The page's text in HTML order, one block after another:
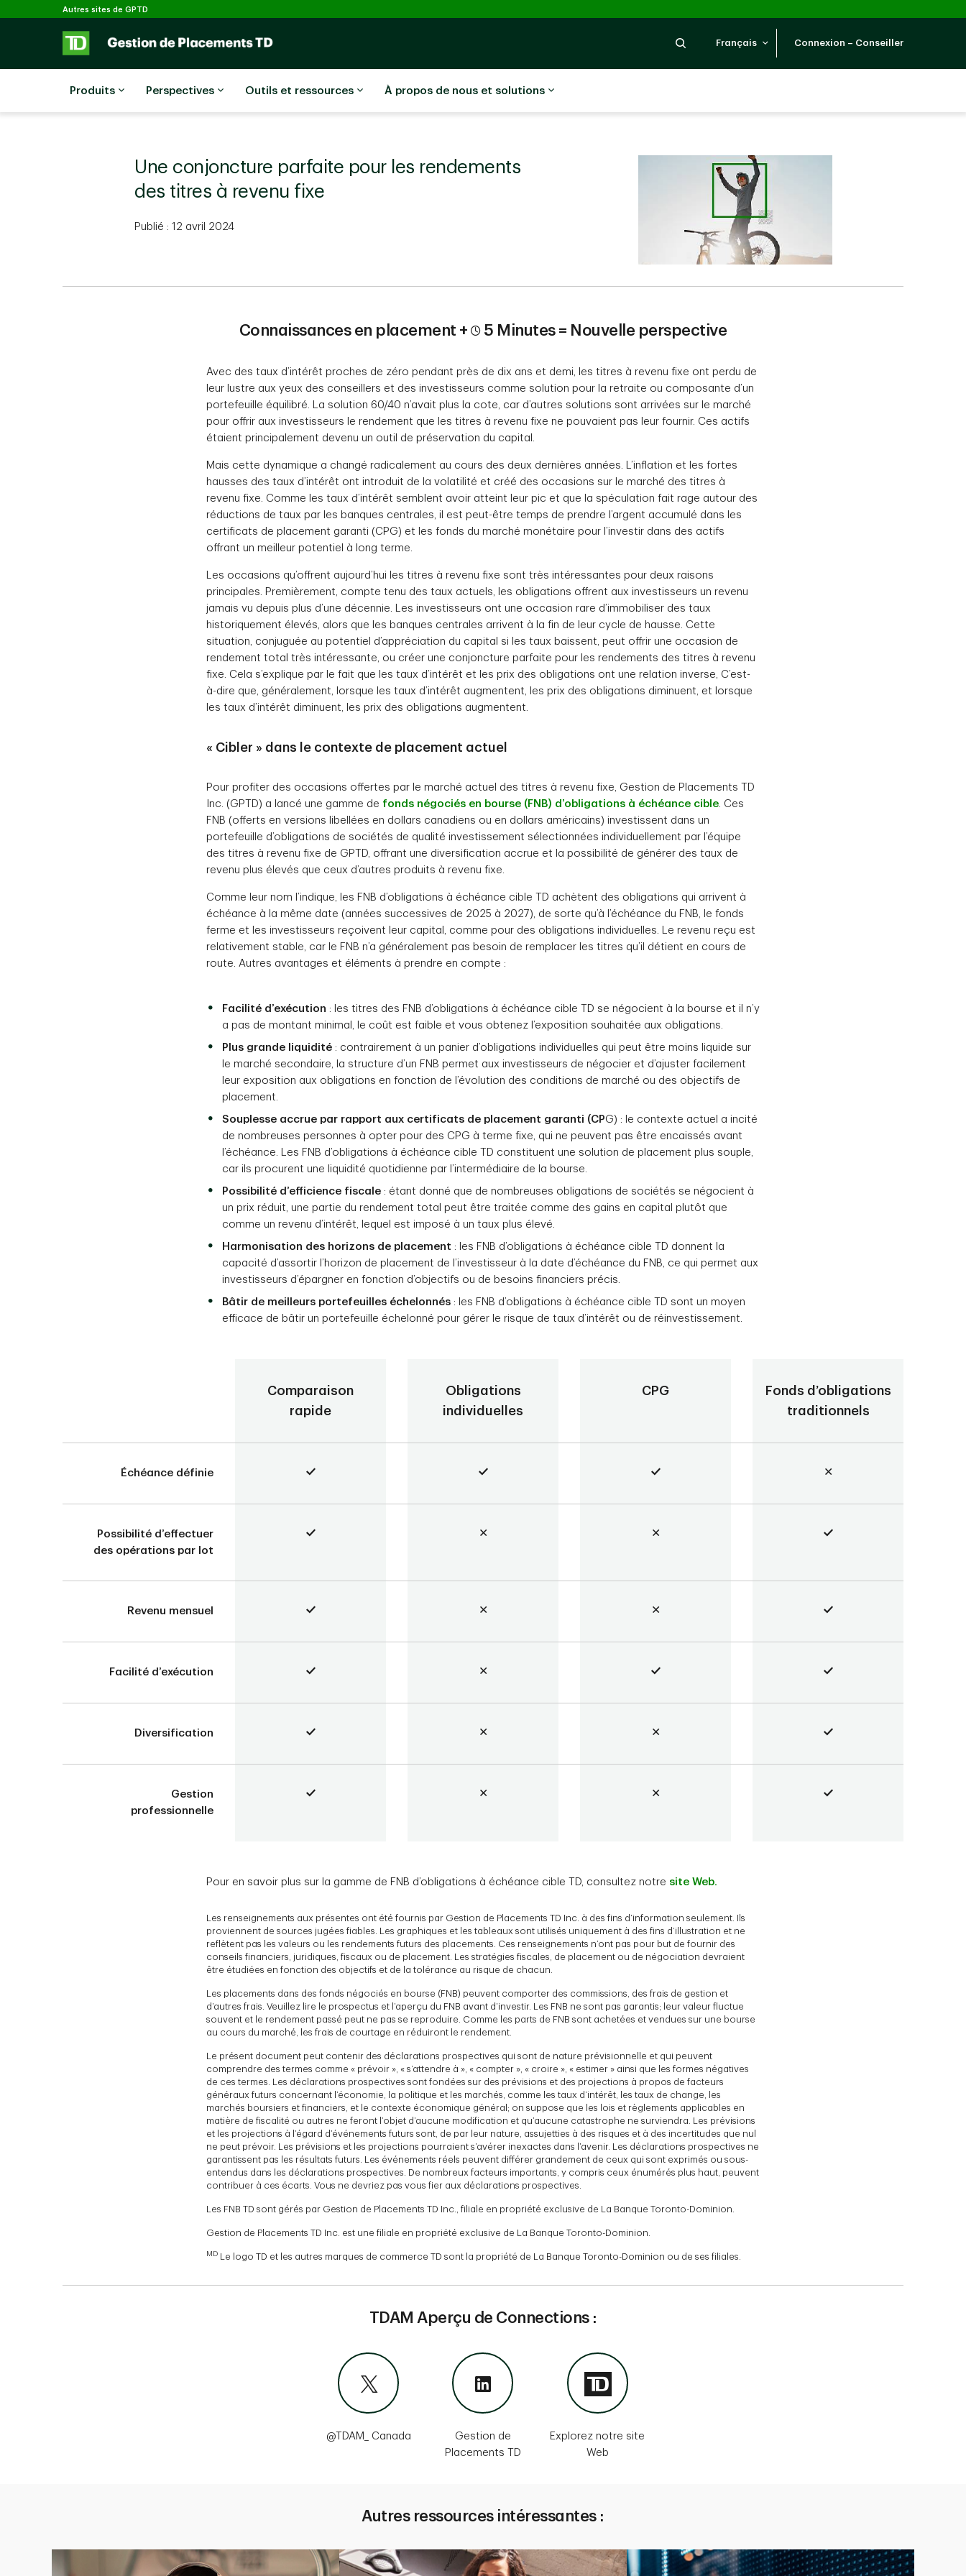
Passer au contenu principal
Autres sites de GPTD
Recherche
Français Connexion – Conseiller
Produits Perspectives Outils et ressources À propos de nous et solutions
Une conjoncture parfaite pour les rendements
des titres à revenu fixe
Publié : 12 avril 2024
Connaissances en placement + 5 Minutes = Nouvelle perspective
Avec des taux d’intérêt proches de zéro pendant près de dix ans et demi, les titres à revenu fixe ont perdu de
leur lustre aux yeux des conseillers et des investisseurs comme solution pour la retraite ou composante d’un
portefeuille équilibré. La solution 60/40 n’avait plus la cote, car d’autres solutions sont arrivées sur le marché
pour offrir aux investisseurs le rendement que les titres à revenu fixe ne pouvaient pas leur fournir. Ces actifs
étaient principalement devenu un outil de préservation du capital.
Mais cette dynamique a changé radicalement au cours des deux dernières années. L’inflation et les fortes
hausses des taux d’intérêt ont introduit de la volatilité et créé des occasions sur le marché des titres à
revenu fixe. Comme les taux d’intérêt semblent avoir atteint leur pic et que la spéculation fait rage autour des
réductions de taux par les banques centrales, il est peut-être temps de prendre l’argent accumulé dans les
certificats de placement garanti (CPG) et les fonds du marché monétaire pour l’investir dans des actifs
offrant un meilleur potentiel à long terme.
Les occasions qu’offrent aujourd’hui les titres à revenu fixe sont très intéressantes pour deux raisons
principales. Premièrement, compte tenu des taux actuels, les obligations offrent aux investisseurs un revenu
jamais vu depuis plus d’une décennie. Les investisseurs ont une occasion rare d’immobiliser des taux
historiquement élevés, alors que les banques centrales arrivent à la fin de leur cycle de hausse. Cette
situation, conjuguée au potentiel d’appréciation du capital si les taux baissent, peut offrir une occasion de
rendement total très intéressante, ou créer une conjoncture parfaite pour les rendements des titres à revenu
fixe. Cela s’explique par le fait que les taux d’intérêt et les prix des obligations ont une relation inverse, C’est-
à-dire que, généralement, lorsque les taux d’intérêt augmentent, les prix des obligations diminuent, et lorsque
les taux d’intérêt diminuent, les prix des obligations augmentent.
« Cibler » dans le contexte de placement actuel
Pour profiter des occasions offertes par le marché actuel des titres à revenu fixe, Gestion de Placements TD
Inc. (GPTD) a lancé une gamme de fonds négociés en bourse (FNB) d’obligations à échéance cible . Ces
FNB (offerts en versions libellées en dollars canadiens ou en dollars américains) investissent dans un
portefeuille d’obligations de sociétés de qualité investissement sélectionnées individuellement par l’équipe
des titres à revenu fixe de GPTD, offrant une diversification accrue et la possibilité de générer des taux de
revenu plus élevés que ceux d’autres produits à revenu fixe.
Comme leur nom l’indique, les FNB d’obligations à échéance cible TD achètent des obligations qui arrivent à
échéance à la même date (années successives de 2025 à 2027), de sorte qu’à l’échéance du FNB, le fonds
ferme et les investisseurs reçoivent leur capital, comme pour des obligations individuelles. Le revenu reçu est
relativement stable, car le FNB n’a généralement pas besoin de remplacer les titres qu’il détient en cours de
route. Autres avantages et éléments à prendre en compte :
Facilité d’exécution : les titres des FNB d’obligations à échéance cible TD se négocient à la bourse et il n’y
a pas de montant minimal, le coût est faible et vous obtenez l’exposition souhaitée aux obligations.
Plus grande liquidité : contrairement à un panier d’obligations individuelles qui peut être moins liquide sur
le marché secondaire, la structure d’un FNB permet aux investisseurs de négocier et d’ajuster facilement
leur exposition aux obligations en fonction de l’évolution des conditions de marché ou des objectifs de
placement.
Souplesse accrue par rapport aux certificats de placement garanti (CPG) : le contexte actuel a incité
de nombreuses personnes à opter pour des CPG à terme fixe, qui ne peuvent pas être encaissés avant
l’échéance. Les FNB d’obligations à échéance cible TD constituent une solution de placement plus souple,
car ils procurent une liquidité quotidienne par l’intermédiaire de la bourse.
Possibilité d’efficience fiscale : étant donné que de nombreuses obligations de sociétés se négocient à
un prix réduit, une partie du rendement total peut être traitée comme des gains en capital plutôt que
comme un revenu d’intérêt, lequel est imposé à un taux plus élevé.
Harmonisation des horizons de placement : les FNB d’obligations à échéance cible TD donnent la
capacité d’assortir l’horizon de placement de l’investisseur à la date d’échéance du FNB, ce qui permet aux
investisseurs d’épargner en fonction d’objectifs ou de besoins financiers précis.
Bâtir de meilleurs portefeuilles échelonnés : les FNB d’obligations à échéance cible TD sont un moyen
efficace de bâtir un portefeuille échelonné pour gérer le risque de taux d’intérêt ou de réinvestissement.
Comparaison
rapide
Obligations
individuelles
CPG
Fonds d’obligations
traditionnels
Échéance définie
Possibilité d’effectuer
des opérations par lot
Revenu mensuel
Facilité d’exécution
Diversification
Gestion
professionnelle
Pour en savoir plus sur la gamme de FNB d’obligations à échéance cible TD, consultez notre site Web.
Les renseignements aux présentes ont été fournis par Gestion de Placements TD Inc. à des fins d’information seulement. Ils
proviennent de sources jugées fiables. Les graphiques et les tableaux sont utilisés uniquement à des fins d’illustration et ne
reflètent pas les valeurs ou les rendements futurs des placements. Ces renseignements n’ont pas pour but de fournir des
conseils financiers, juridiques, fiscaux ou de placement. Les stratégies fiscales, de placement ou de négociation devraient
être étudiées en fonction des objectifs et de la tolérance au risque de chacun.
Les placements dans des fonds négociés en bourse (FNB) peuvent comporter des commissions, des frais de gestion et
d’autres frais. Veuillez lire le prospectus et l’aperçu du FNB avant d’investir. Les FNB ne sont pas garantis; leur valeur fluctue
souvent et le rendement passé peut ne pas se reproduire. Comme les parts de FNB sont achetées et vendues sur une bourse
au cours du marché, les frais de courtage en réduiront le rendement.
Le présent document peut contenir des déclarations prospectives qui sont de nature prévisionnelle et qui peuvent
comprendre des termes comme « prévoir », « s’attendre à », « compter », « croire », « estimer » ainsi que les formes négatives
de ces termes. Les déclarations prospectives sont fondées sur des prévisions et des projections à propos de facteurs
généraux futurs concernant l’économie, la politique et les marchés, comme les taux d’intérêt, les taux de change, les
marchés boursiers et financiers, et le contexte économique général; on suppose que les lois et règlements applicables en
matière de fiscalité ou autres ne feront l’objet d’aucune modification et qu’aucune catastrophe ne surviendra. Les prévisions
et les projections à l’égard d’événements futurs sont, de par leur nature, assujetties à des risques et à des incertitudes que nul
ne peut prévoir. Les prévisions et les projections pourraient s’avérer inexactes dans l’avenir. Les déclarations prospectives ne
garantissent pas les résultats futurs. Les événements réels peuvent différer grandement de ceux qui sont exprimés ou sous-
entendus dans les déclarations prospectives. De nombreux facteurs importants, y compris ceux énumérés plus haut, peuvent
contribuer à ces écarts. Vous ne devriez pas vous fier aux déclarations prospectives.
Les FNB TD sont gérés par Gestion de Placements TD Inc., filiale en propriété exclusive de La Banque Toronto-Dominion.
Gestion de Placements TD Inc. est une filiale en propriété exclusive de La Banque Toronto-Dominion.
MD Le logo TD et les autres marques de commerce TD sont la propriété de La Banque Toronto-Dominion ou de ses filiales.
TDAM Aperçu de Connections :
@TDAM_ Canada
Gestion de
Placements TD
Explorez notre site
Web
Autres ressources intéressantes :